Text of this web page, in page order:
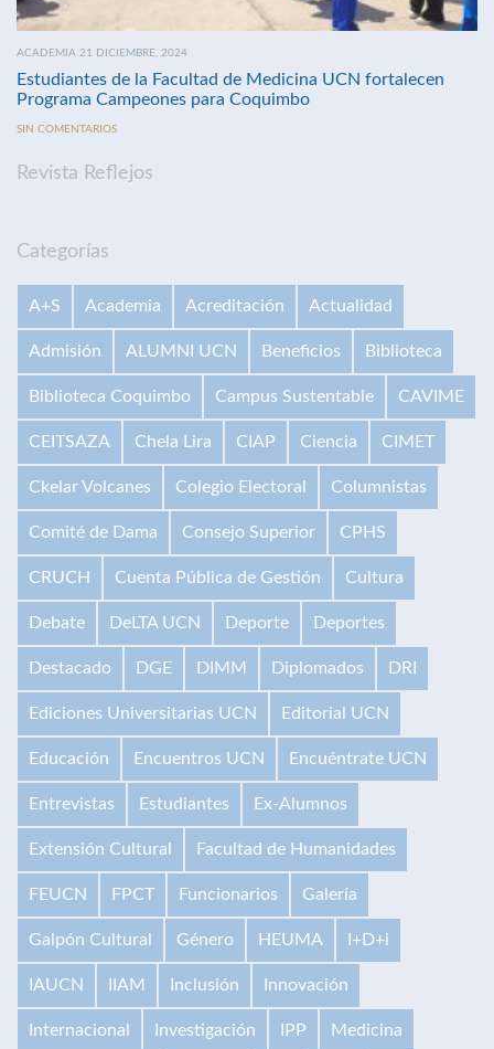
ACADEMIA 21 DICIEMBRE, 2024
Estudiantes de la Facultad de Medicina UCN fortalecen
Programa Campeones para Coquimbo
SIN COMENTARIOS
Revista Reflejos
Categorías
A+S Academia Acreditación Actualidad
Admisión ALUMNI UCN Beneficios Biblioteca
Biblioteca Coquimbo Campus Sustentable CAVIME
CEITSAZA Chela Lira CIAP Ciencia CIMET
Ckelar Volcanes Colegio Electoral Columnistas
Comité de Dama Consejo Superior CPHS
CRUCH Cuenta Pública de Gestión Cultura
Debate DeLTA UCN Deporte Deportes
Destacado DGE DIMM Diplomados DRI
Ediciones Universitarias UCN Editorial UCN
Educación Encuentros UCN Encuéntrate UCN
Entrevistas Estudiantes Ex-Alumnos
Extensión Cultural Facultad de Humanidades
FEUCN FPCT Funcionarios Galería
Galpón Cultural Género HEUMA I+D+i
IAUCN IIAM Inclusión Innovación
Internacional Investigación IPP Medicina